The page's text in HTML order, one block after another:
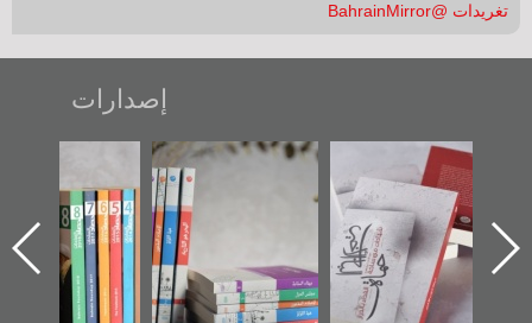
تغريدات @BahrainMirror
إصدارات
"حماة الباب الأخير":
الإصدار الأول عن
اعتصام الدراز
وأحداث ساحة
الفداء لمركز أوال
للدراسات والتوثيق
تصنيف موضوعي
للوثائق البريطانية
يقدمه «مركز أوال»
في سلسلة من 5
كتب
تصدر حصاد
الساحات 2019